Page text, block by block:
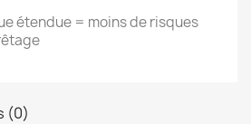
étendue = moins de risques
(0)